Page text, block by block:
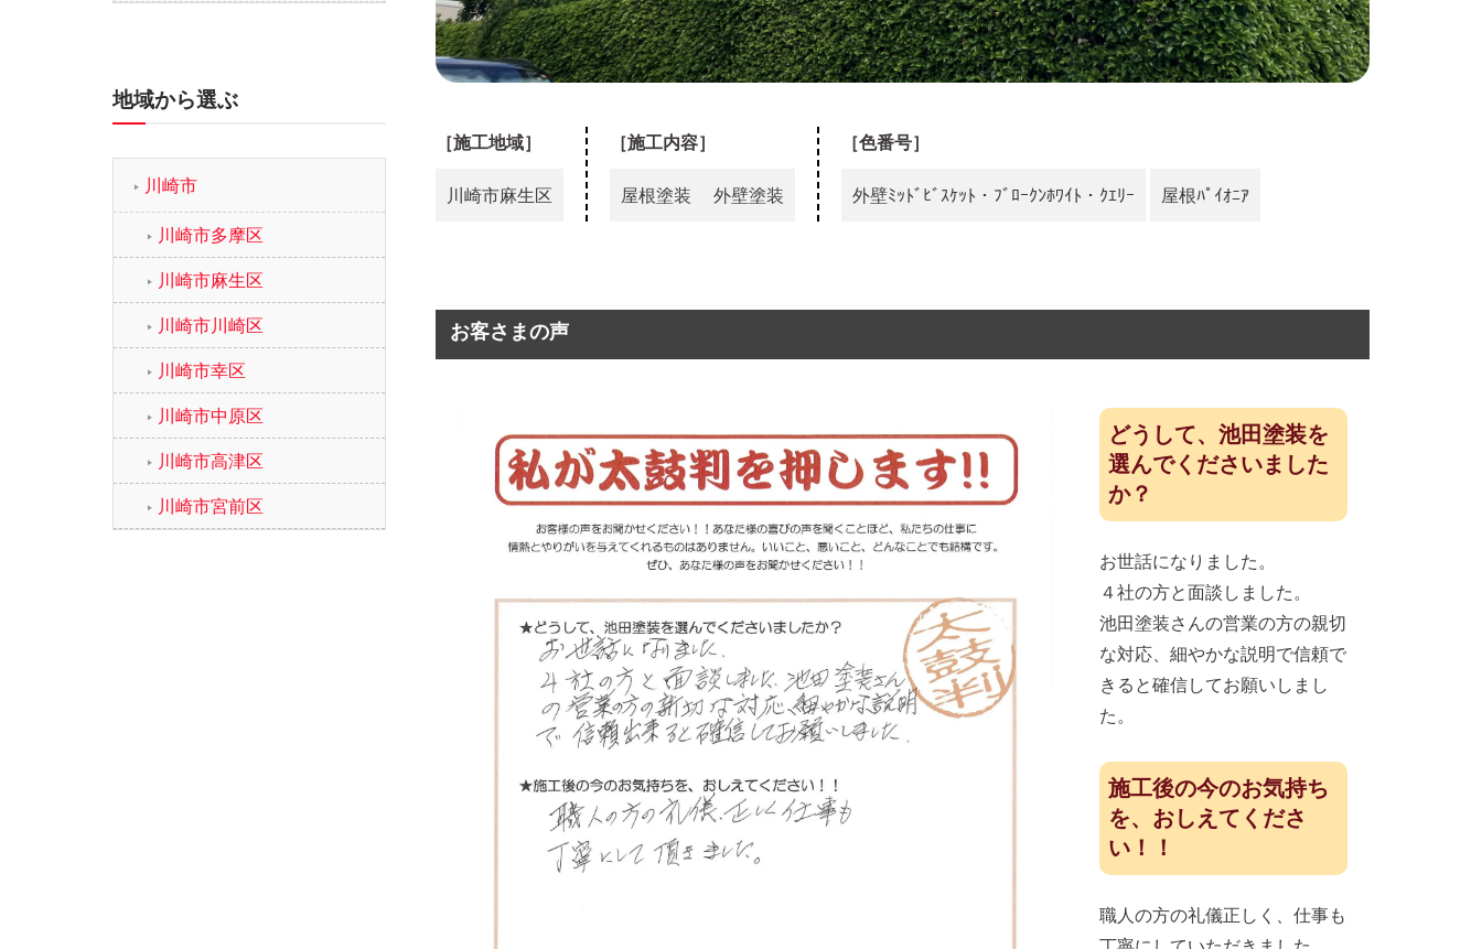
［施工地域］
川崎市麻生区
［施工内容］
屋根塗装 外壁塗装
［色番号］
外壁ﾐｯﾄﾞﾋﾞｽｹｯﾄ・ﾌﾞﾛｰｸﾝﾎﾜｲﾄ・ｸｴﾘｰ 屋根ﾊﾟｲｵﾆｱ
お客さまの声
どうして、池田塗装を
選んでくださいました
か？
お世話になりました。
４社の方と面談しました。
池田塗装さんの営業の方の親切
な対応、細やかな説明で信頼で
きると確信してお願いしまし
た。
施工後の今のお気持ち
を、おしえてくださ
い！！
職人の方の礼儀正しく、仕事も
地域から選ぶ
川崎市
川崎市多摩区
川崎市麻生区
川崎市川崎区
川崎市幸区
川崎市中原区
川崎市高津区
川崎市宮前区